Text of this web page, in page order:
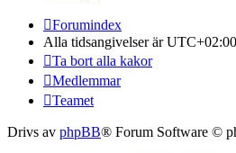
Forumindex
Alla tidsangivelser är
Ta bort alla kakor
Medlemmar
Teamet
Drivs av phpBB® Forum Software ©